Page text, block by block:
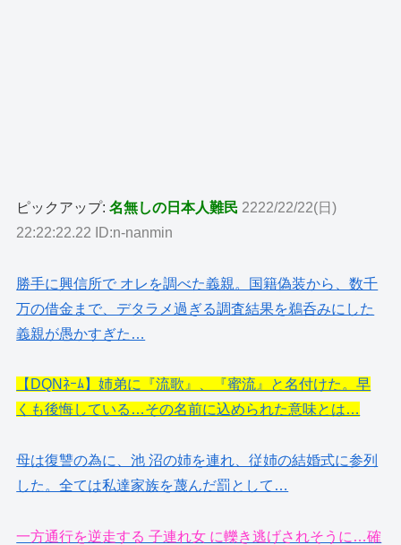
ピックアップ:名無しの日本人難民 2222/22/22(日)
22:22:22.22 ID:n-nanmin
勝手に興信所で オレを調べた義親。国籍偽装から、数千
万の借金まで、デタラメ過ぎる調査結果を鵜呑みにした
義親が愚かすぎた…
【DQNﾈｰﾑ】姉弟に『流歌』、『蜜流』と名付けた。早
くも後悔している…その名前に込められた意味とは…
母は復讐の為に、池 沼の姉を連れ、従姉の結婚式に参列
した。全ては私達家族を蔑んだ罰として…
一方通行を逆走する 子連れ女 に轢き逃げされそうに…確